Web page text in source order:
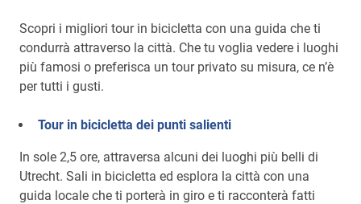
Scopri i migliori tour in bicicletta con una guida che ti
condurrà attraverso la città. Che tu voglia vedere i luoghi
più famosi o preferisca un tour privato su misura, ce n’è
per tutti i gusti.
Tour in bicicletta dei punti salienti
In sole 2,5 ore, attraversa alcuni dei luoghi più belli di
Utrecht. Sali in bicicletta ed esplora la città con una
guida locale che ti porterà in giro e ti racconterà fatti